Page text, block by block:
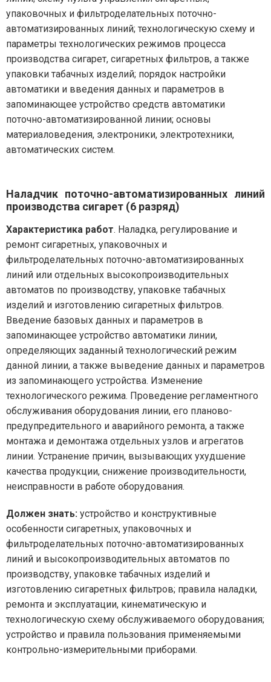
упаковочных и фильтроделательных поточно-
автоматизированных линий; технологическую схему и
параметры технологических режимов процесса
производства сигарет, сигаретных фильтров, а также
упаковки табачных изделий; порядок настройки
автоматики и введения данных и параметров в
запоминающее устройство средств автоматики
поточно-автоматизированной линии; основы
материаловедения, электроники, электротехники,
автоматических систем.
Наладчик поточно-автоматизированных линий
производства сигарет (6 разряд)
Характеристика работ. Наладка, регулирование и
ремонт сигаретных, упаковочных и
фильтроделательных поточно-автоматизированных
линий или отдельных высокопроизводительных
автоматов по производству, упаковке табачных
изделий и изготовлению сигаретных фильтров.
Введение базовых данных и параметров в
запоминающее устройство автоматики линии,
определяющих заданный технологический режим
данной линии, а также выведение данных и параметров
из запоминающего устройства. Изменение
технологического режима. Проведение регламентного
обслуживания оборудования линии, его планово-
предупредительного и аварийного ремонта, а также
монтажа и демонтажа отдельных узлов и агрегатов
линии. Устранение причин, вызывающих ухудшение
качества продукции, снижение производительности,
неисправности в работе оборудования.
Должен знать: устройство и конструктивные
особенности сигаретных, упаковочных и
фильтроделательных поточно-автоматизированных
линий и высокопроизводительных автоматов по
производству, упаковке табачных изделий и
изготовлению сигаретных фильтров; правила наладки,
ремонта и эксплуатации, кинематическую и
технологическую схему обслуживаемого оборудования;
устройство и правила пользования применяемыми
контрольно-измерительными приборами.